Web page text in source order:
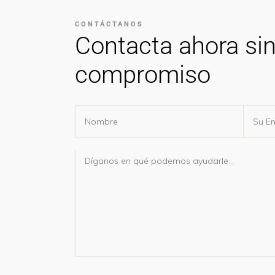
CONTÁCTANOS
Contacta ahora
compromiso